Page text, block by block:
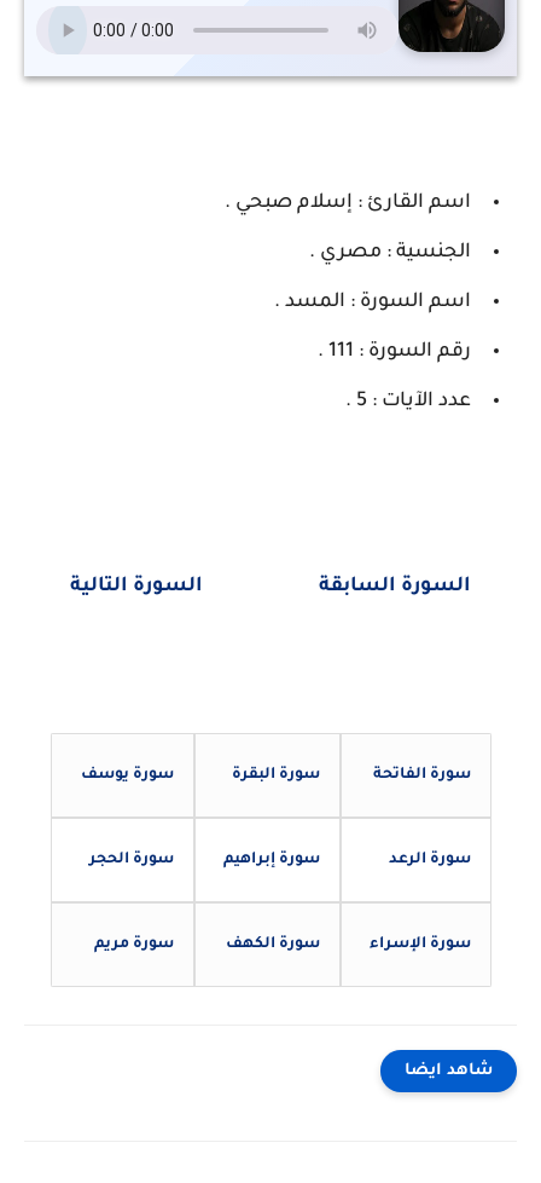
اسم القارئ : إسلام صبحي .
الجنسية : مصري .
اسم السورة : المسد .
رقم السورة : 111 .
عدد الآيات : 5 .
السورة السابقة السورة التالية
سورة الفاتحة سورة البقرة سورة يوسف
سورة الرعد سورة إبراهيم سورة الحجر
سورة الإسراء سورة الكهف سورة مريم
شاهد ايضا